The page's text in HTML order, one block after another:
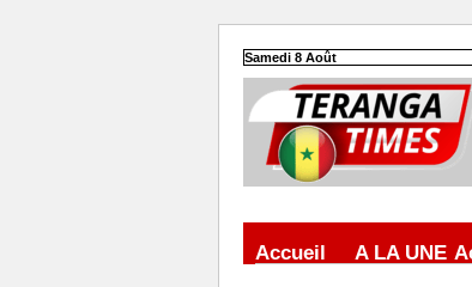
Samedi 8 Août
Accueil A LA UNE